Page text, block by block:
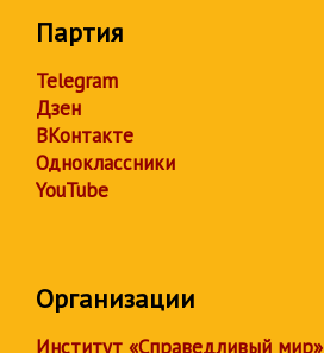
Партия
Telegram
Дзен
ВКонтакте
Одноклассники
YouTube
Организации
Институт «Справедливый мир»